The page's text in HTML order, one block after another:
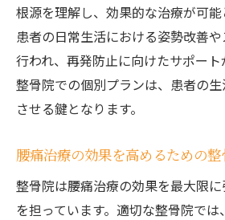
根源を理解し、効果的な治療が可能
患者の日常生活における姿勢改善
行われ、再発防止に向けたサポート
整骨院での個別プランは、患者の
させる鍵となります。
腰痛治療の効果を高めるための
整骨院は腰痛治療の効果を最大限
を担っています。適切な整骨院で